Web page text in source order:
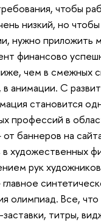
чтобы
низкий, но
нужно приложить
финансово
чем в смежных
анимации. С
становится
профессий в
баннеров на
художественных
рук
олимпиад. Все,
заставки, титры,